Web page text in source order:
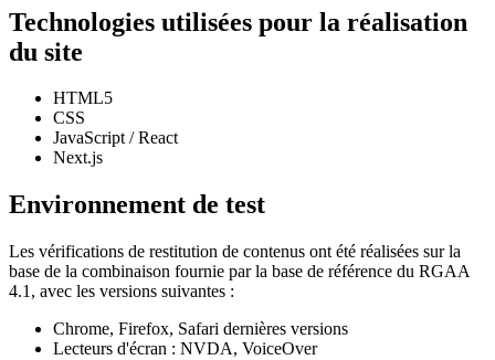
Technologies utilisées pour la réalisation
du site
HTML5
CSS
JavaScript / React
Next.js
Environnement de test
Les vérifications de restitution de contenus ont été réalisées sur la
base de la combinaison fournie par la base de référence du RGAA
4.1, avec les versions suivantes :
Chrome, Firefox, Safari dernières versions
Lecteurs d'écran : NVDA, VoiceOver